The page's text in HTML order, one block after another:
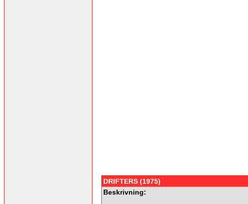
DRIFTERS (1975)
Beskrivning: